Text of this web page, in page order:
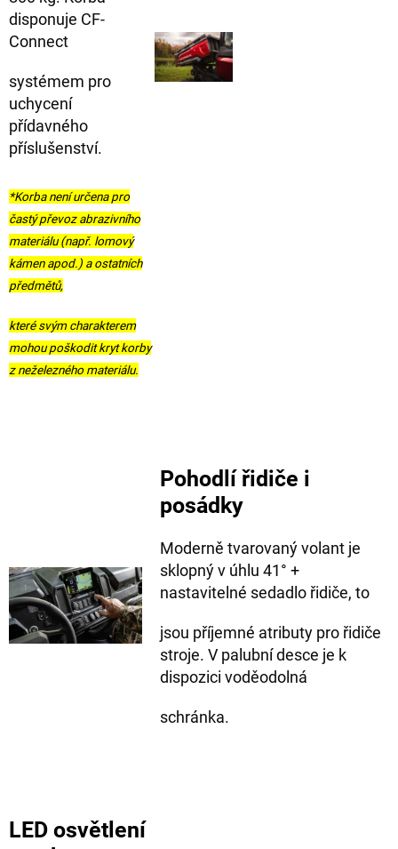
disponuje CF-
Connect
systémem pro
uchycení
přídavného
příslušenství.
*Korba není určena pro
častý převoz abrazivního
materiálu (např. lomový
kámen apod.) a ostatních
předmětů,
které svým charakterem
mohou poškodit kryt korby
z neželezného materiálu.
Pohodlí řidiče i
posádky
Moderně tvarovaný volant je
sklopný v úhlu 41° +
nastavitelné sedadlo řidiče, to
jsou příjemné atributy pro řidiče
stroje. V palubní desce je k
dispozici voděodolná
schránka.
LED osvětlení